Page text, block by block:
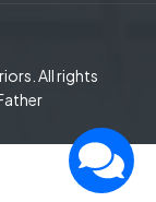
. All rights